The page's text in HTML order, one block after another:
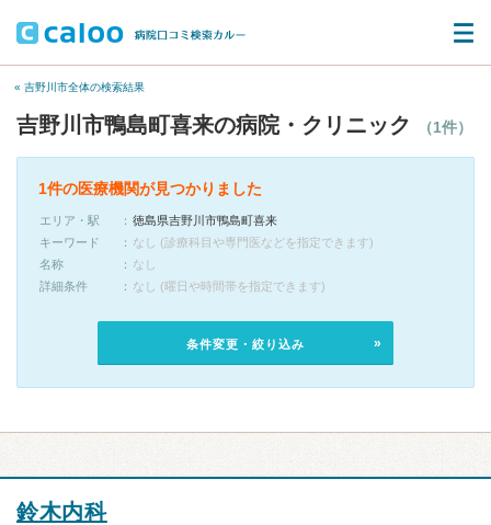
« 吉野川市全体の検索結果
吉野川市鴨島町喜来の病院・クリニック （1件）
1件の医療機関が見つかりました
エリア・駅
徳島県吉野川市鴨島町喜来
キーワード
なし (診療科目や専門医などを指定できます)
名称
なし
詳細条件
なし (曜日や時間帯を指定できます)
条件変更・絞り込み
鈴木内科